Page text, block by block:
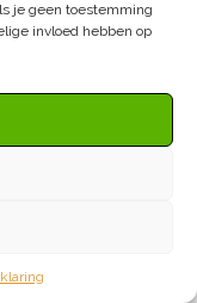
je geen toestemming
invloed hebben op